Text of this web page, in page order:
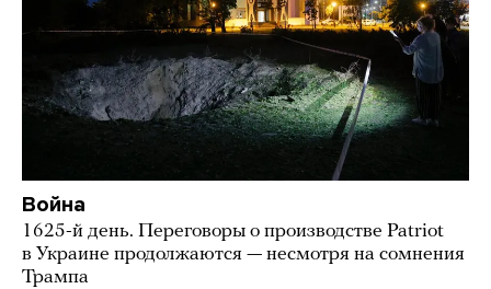
Война
1625-й день. Переговоры о производстве Patriot
в Украине продолжаются — несмотря на сомнения
Трампа